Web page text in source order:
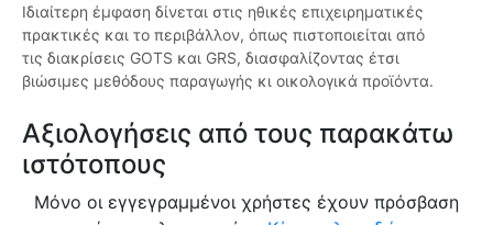
Ιδιαίτερη έμφαση δίνεται στις ηθικές επιχειρηματικές
πρακτικές και το περιβάλλον, όπως πιστοποιείται από
τις διακρίσεις GOTS και GRS, διασφαλίζοντας έτσι
βιώσιμες μεθόδους παραγωγής κι οικολογικά προϊόντα.
Αξιολογήσεις από τους παρακάτω
ιστότοπους
Μόνο οι εγγεγραμμένοι χρήστες έχουν πρόσβαση